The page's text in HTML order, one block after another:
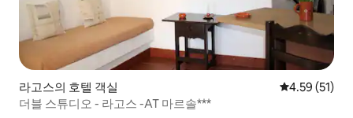
라고스의 호텔 객실 평점 4.59점
4.59 (51)
더블 스튜디오 - 라고스 -AT 마르솔***